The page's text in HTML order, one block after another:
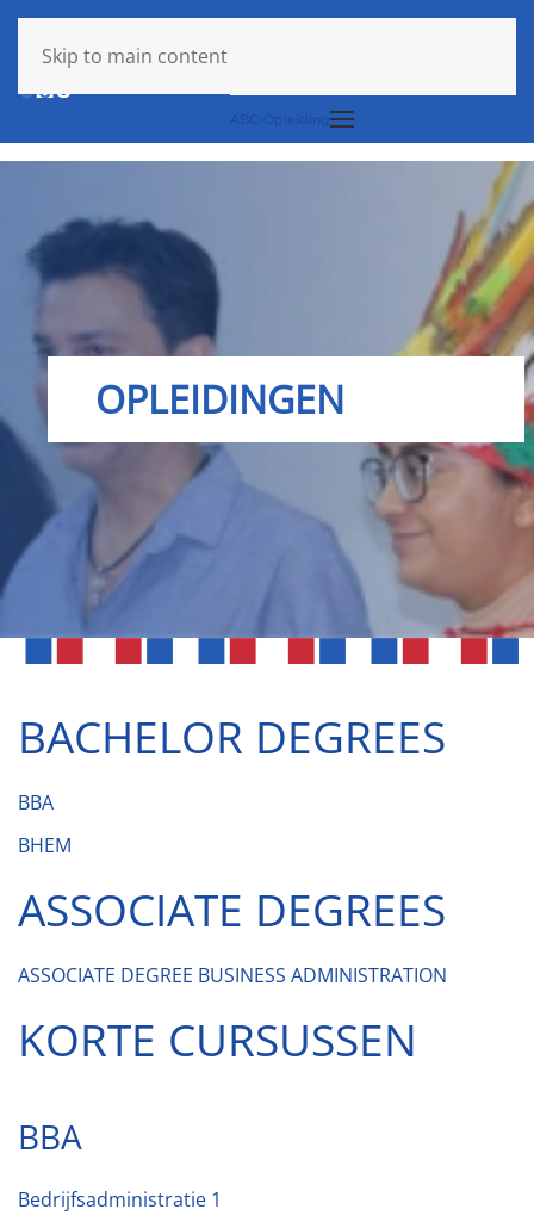
Skip to main content
Login
OPLEIDINGEN
BACHELOR DEGREES
BBA
BHEM
ASSOCIATE DEGREES
ASSOCIATE DEGREE BUSINESS ADMINISTRATION
KORTE CURSUSSEN
BBA
Bedrijfsadministratie 1